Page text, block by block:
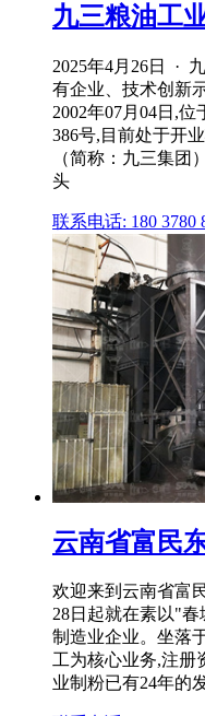
九三粮油工
2025年4月26日 ·
有企业、技术创新
2002年07月04日,
386号,目前处于开
（简称：九三集团
头
联系电话: 180 3780
云南省富民
欢迎来到云南省富
28日起就在素以"
制造业企业。坐落
工为核心业务,注册
业制粉已有24年的